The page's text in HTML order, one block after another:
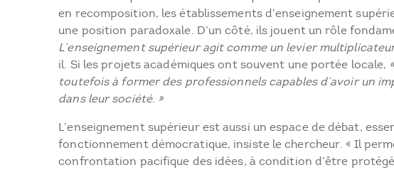
en recomposition, les établissements d’enseignement
une position paradoxale. D’un côté, ils jouent un rôle
L’enseignement supérieur agit comme un levier
il. Si les projets académiques ont souvent une portée locale,
toutefois à former des professionnels capables d’avoir un
dans leur société. »
L’enseignement supérieur est aussi un espace de débat,
fonctionnement démocratique, insiste le chercheur. « Il
confrontation pacifique des idées, à condition d’être